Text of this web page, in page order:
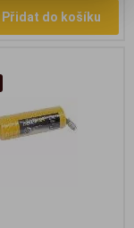
Přidat do košíku